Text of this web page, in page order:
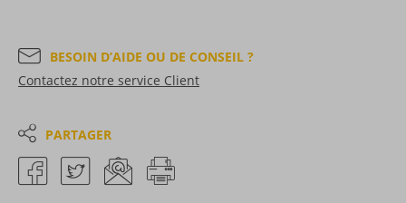
BESOIN D’AIDE OU DE CONSEIL ?
Contactez notre service Client
PARTAGER